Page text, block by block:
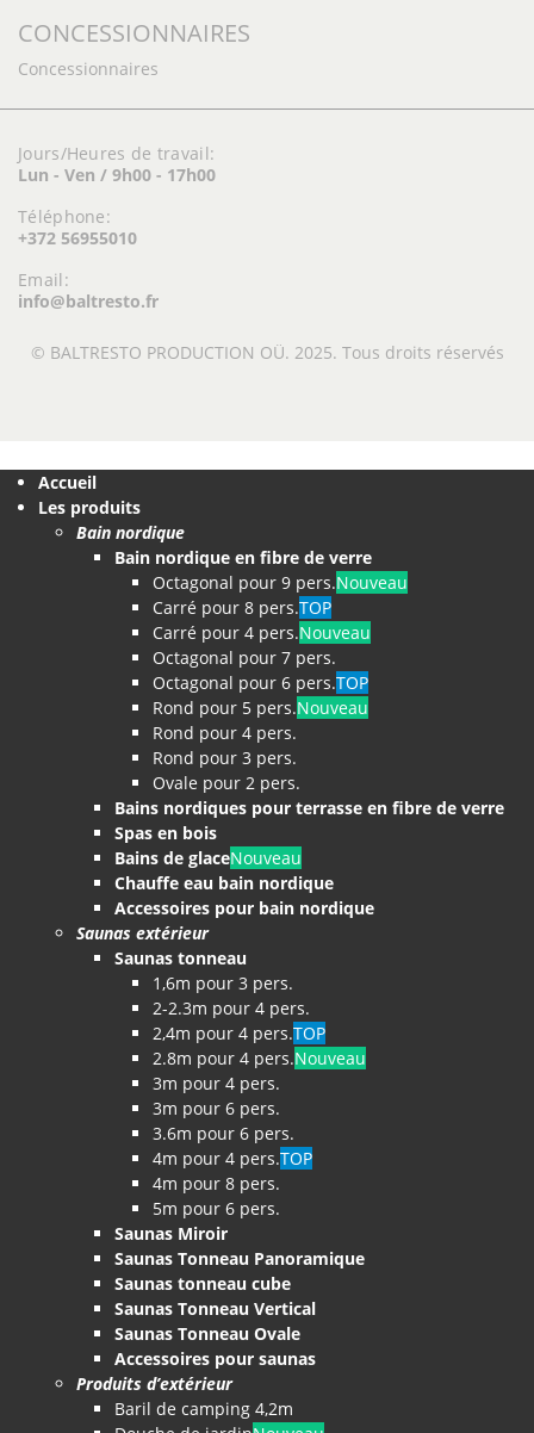
CONCESSIONNAIRES
Concessionnaires
Jours/Heures de travail:
Lun - Ven / 9h00 - 17h00
Téléphone:
+372 56955010
Email:
info@baltresto.fr
© BALTRESTO PRODUCTION OÜ. 2025. Tous droits réservés
Accueil
Les produits
Bain nordique
Bain nordique en fibre de verre
Octagonal pour 9 pers.Nouveau
Carré pour 8 pers.TOP
Carré pour 4 pers.Nouveau
Octagonal pour 7 pers.
Octagonal pour 6 pers.TOP
Rond pour 5 pers.Nouveau
Rond pour 4 pers.
Rond pour 3 pers.
Ovale pour 2 pers.
Bains nordiques pour terrasse en fibre de verre
Spas en bois
Bains de glaceNouveau
Chauffe eau bain nordique
Accessoires pour bain nordique
Saunas extérieur
Saunas tonneau
1,6m pour 3 pers.
2-2.3m pour 4 pers.
2,4m pour 4 pers.TOP
2.8m pour 4 pers.Nouveau
3m pour 4 pers.
3m pour 6 pers.
3.6m pour 6 pers.
4m pour 4 pers.TOP
4m pour 8 pers.
5m pour 6 pers.
Saunas Miroir
Saunas Tonneau Panoramique
Saunas tonneau cube
Saunas Tonneau Vertical
Saunas Tonneau Ovale
Accessoires pour saunas
Produits d’extérieur
Baril de camping 4,2m